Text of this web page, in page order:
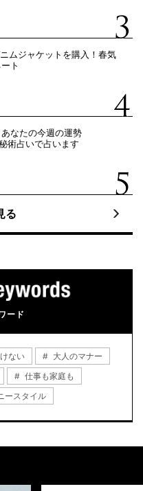
ムジャケットを購入！春気
ト
なたの今週の運勢
術占いで占います
る
ード
ない
大人のマナー
仕事も家庭も
ースタイル